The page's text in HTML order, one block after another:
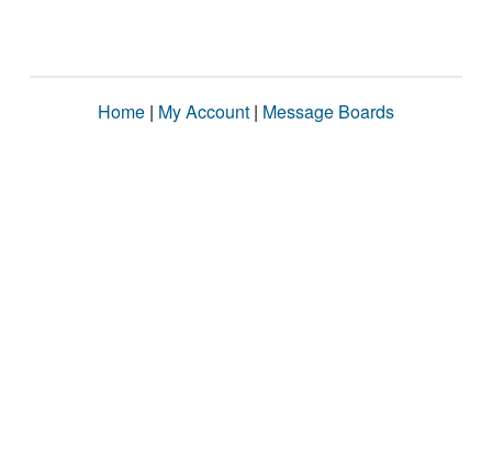
Home | My Account | Message Boards